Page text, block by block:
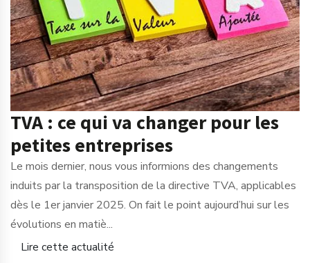
TVA : ce qui va changer pour les
petites entreprises
Le mois dernier, nous vous informions des changements
induits par la transposition de la directive TVA, applicables
dès le 1er janvier 2025. On fait le point aujourd’hui sur les
évolutions en matiè...
Lire cette actualité